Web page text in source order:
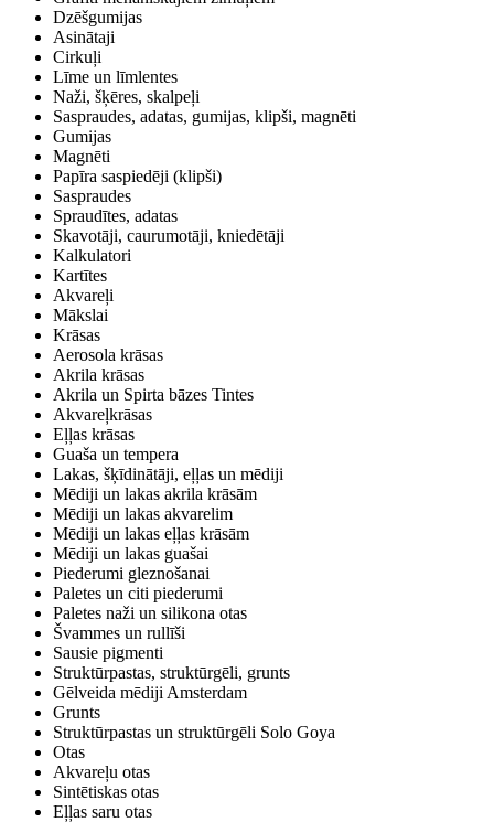
Dzēšgumijas
Asinātaji
Cirkuļi
Līme un līmlentes
Naži, šķēres, skalpeļi
Saspraudes, adatas, gumijas, klipši, magnēti
Gumijas
Magnēti
Papīra saspiedēji (klipši)
Saspraudes
Spraudītes, adatas
Skavotāji, caurumotāji, kniedētāji
Kalkulatori
Kartītes
Akvareļi
Mākslai
Krāsas
Aerosola krāsas
Akrila krāsas
Akrila un Spirta bāzes Tintes
Akvareļkrāsas
Eļļas krāsas
Guaša un tempera
Lakas, šķīdinātāji, eļļas un mēdiji
Mēdiji un lakas akrila krāsām
Mēdiji un lakas akvarelim
Mēdiji un lakas eļļas krāsām
Mēdiji un lakas guašai
Piederumi gleznošanai
Paletes un citi piederumi
Paletes naži un silikona otas
Švammes un rullīši
Sausie pigmenti
Struktūrpastas, struktūrgēli, grunts
Gēlveida mēdiji Amsterdam
Grunts
Struktūrpastas un struktūrgēli Solo Goya
Otas
Akvareļu otas
Sintētiskas otas
Eļļas saru otas